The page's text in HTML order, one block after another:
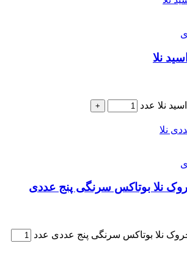
نلا
نلا عدد
نلا بوتاکس سرنگی پنج عددی
نلا بوتاکس سرنگی پنج عددی عدد